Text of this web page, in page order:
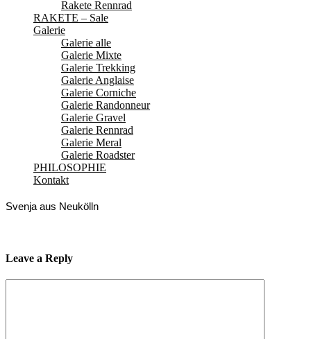
Rakete Rennrad
RAKETE – Sale
Galerie
Galerie alle
Galerie Mixte
Galerie Trekking
Galerie Anglaise
Galerie Corniche
Galerie Randonneur
Galerie Gravel
Galerie Rennrad
Galerie Meral
Galerie Roadster
PHILOSOPHIE
Kontakt
Svenja aus Neukölln
Leave a Reply